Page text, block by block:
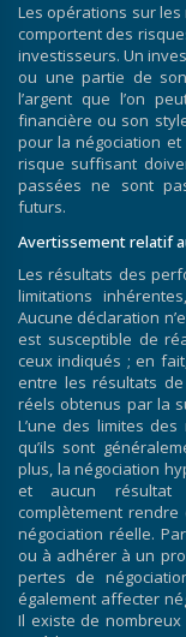
Les opérations sur
comportent des
investisseurs. Un
ou une partie de
l’argent que l’on
financière ou son
pour la négociation
risque suffisant
passées ne sont
futurs.
Avertissement relatif
Les résultats des
limitations
Aucune déclaration
est susceptible de
ceux indiqués ; en
entre les résultats
réels obtenus par la
L’une des limites
qu’ils sont
plus, la négociation
et aucun résultat
complètement
négociation réelle.
ou à adhérer à un
pertes de
également affecter
Il existe de